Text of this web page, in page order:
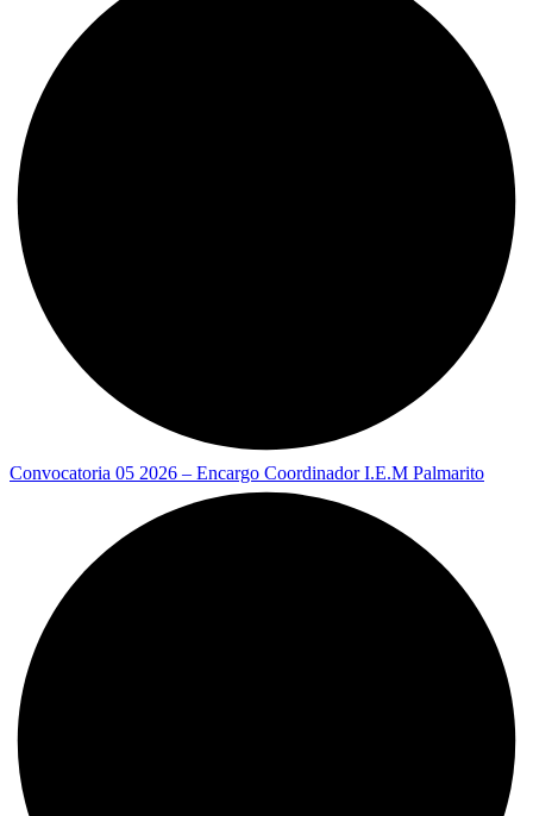
Convocatoria 05 2026 – Encargo Coordinador I.E.M Palmarito